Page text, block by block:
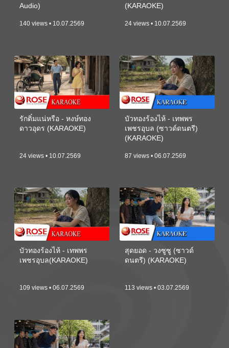
Audio)
140 views • 10.07.2569
(KARAOKE)
24 views • 10.07.2569
รักติ๋มแน่หรือ - หงษ์ทอง
ดาวอุดร (KARAOKE)
24 views • 10.07.2569
บัวทองร้องไห้ - เทพพร
เพชรอุบล (ซาวด์ดนตรี)
(KARAOKE)
87 views • 06.07.2569
บัวทองร้องไห้ - เทพพร
เพชรอุบล(KARAOKE)
109 views • 06.07.2569
สุดยอด - วงซูซู (ซาวด์
ดนตรี) (KARAOKE)
113 views • 03.07.2569